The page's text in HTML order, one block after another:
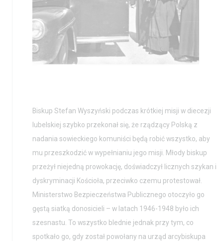
Biskup Stefan Wyszyński podczas krótkiej misji w diecezji
lubelskiej szybko przekonał się, że rządzący Polską z
nadania sowieckiego komuniści będą robić wszystko, aby
mu przeszkodzić w wypełnianiu jego misji. Młody biskup
przeżył niejedną prowokację, doświadczył licznych szykan i
dyskryminacji Kościoła, przeciwko czemu protestował.
Ministerstwo Bezpieczeństwa Publicznego otoczyło go
gęstą siatką donosicieli – w latach 1946-1948 było ich
szesnastu. To wszystko blednie jednak przy tym, co
spotkało go, gdy został powołany na urząd arcybiskupa